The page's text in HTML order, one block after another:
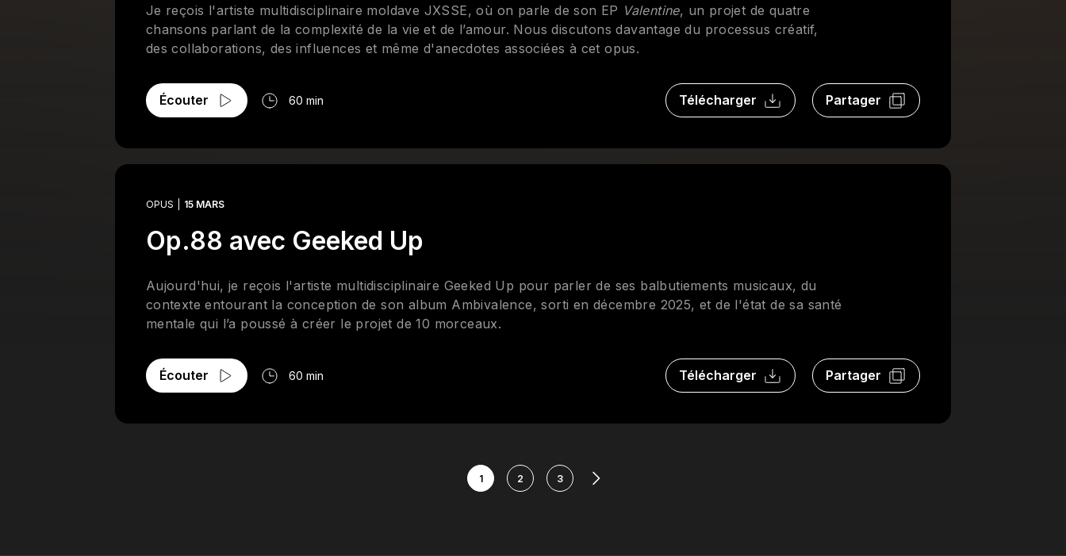
Je reçois l'artiste multidisciplinaire moldave JXSSE, où on parle de son EP Valentine, un projet de quatre
chansons parlant de la complexité de la vie et de l’amour. Nous discutons davantage du processus créatif,
des collaborations, des influences et même d'anecdotes associées à cet opus.
Écouter 60 min Télécharger Partager
OPUS 15 MARS
Op.88 avec Geeked Up
Aujourd'hui, je reçois l'artiste multidisciplinaire Geeked Up pour parler de ses balbutiements musicaux, du
contexte entourant la conception de son album Ambivalence, sorti en décembre 2025, et de l'état de sa santé
mentale qui l’a poussé à créer le projet de 10 morceaux.
Écouter 60 min Télécharger Partager
1 2 3